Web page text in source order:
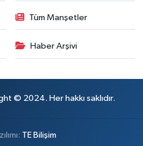
Tüm Manşetler
Haber Arşivi
© 2024. Her hakkı saklıdır.
TE Bilişim